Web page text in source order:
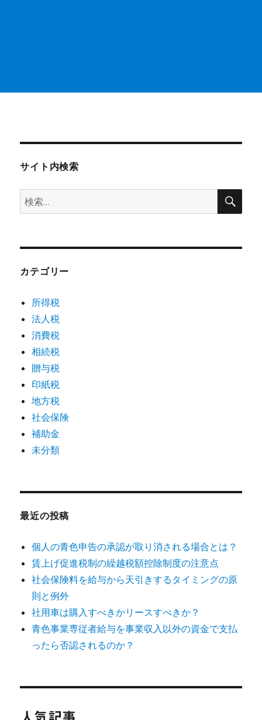
サイト内検索
検
索:
検
カテゴリー
所得税
法人税
消費税
相続税
贈与税
印紙税
地方税
社会保険
補助金
未分類
最近の投稿
個人の青色申告の承認が取り消される場合とは？
賃上げ促進税制の繰越税額控除制度の注意点
社会保険料を給与から天引きするタイミングの原
則と例外
社用車は購入すべきかリースすべきか？
青色事業専従者給与を事業収入以外の資金で支払
ったら否認されるのか？
人気記事